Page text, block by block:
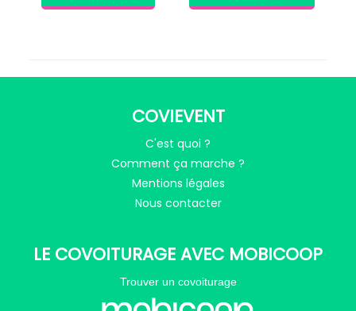
COVIEVENT
C'est quoi ?
Comment ça marche ?
Mentions légales
Nous contacter
LE COVOITURAGE AVEC MOBICOOP
Trouver un covoiturage